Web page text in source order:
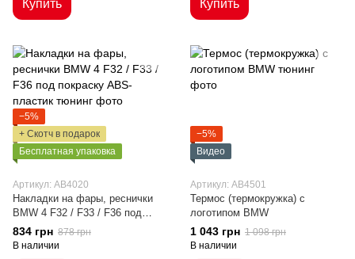
Купить Купить
−5%
+ Скотч в подарок
Бесплатная упаковка
Артикул: AB4020
Накладки на фары, реснички
BMW 4 F32 / F33 / F36 под
покраску ABS-пластик
834 грн 878 грн
В наличии
−5%
Видео
Артикул: AB4501
Термос (термокружка) с
логотипом BMW
1 043 грн 1 098 грн
В наличии